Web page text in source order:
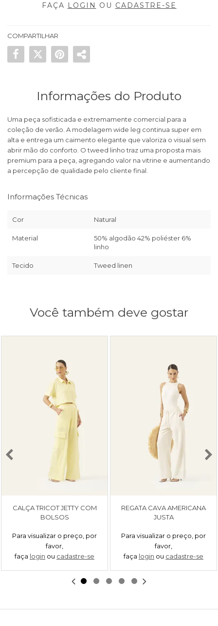
FAÇA LOGIN OU CADASTRE-SE
COMPARTILHAR
Informações do Produto
Uma peça sofisticada e extremamente comercial para a
coleção de verão. A modelagem wide leg continua super em
alta e entrega um caimento elegante que valoriza o visual sem
abrir mão do conforto. O tweed linho traz uma proposta mais
premium para a peça, agregando valor na vitrine e aumentando
a percepção de qualidade pelo cliente final.
Informações Técnicas
Cor Natural
Material
50% algodão 42% poliéster 6%
linho
Tecido Tweed linen
Você também deve gostar
CALÇA TRICOT JETTY COM
BOLSOS
Para visualizar o preço, por
favor,
faça login ou cadastre-se
REGATA CAVA AMERICANA
JUSTA
Para visualizar o preço, por
favor,
faça login ou cadastre-se